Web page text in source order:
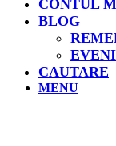
CONTUL
BLOG
CAUTARE
MENU